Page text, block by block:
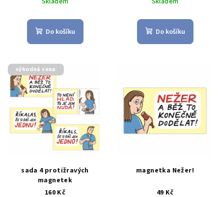
Do košíku Do košíku
výhodná cena
sada 4 protižravých
magnetek
160 Kč
magnetka Nežer!
49 Kč